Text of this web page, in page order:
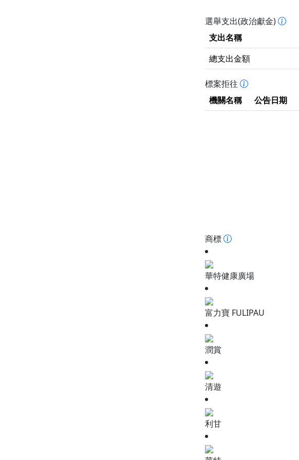
選舉支出(政治獻金)
支出名稱
總支出金額
標案拒往
機關名稱
公告日期
商標
華特健康廣場
富力寶 FULIPAU
潤賞
清遊
利甘